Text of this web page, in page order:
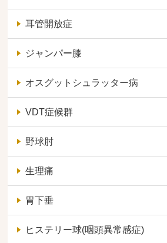
耳管開放症
ジャンパー膝
オスグットシュラッター病
VDT症候群
野球肘
生理痛
胃下垂
ヒステリー球(咽頭異常感症)